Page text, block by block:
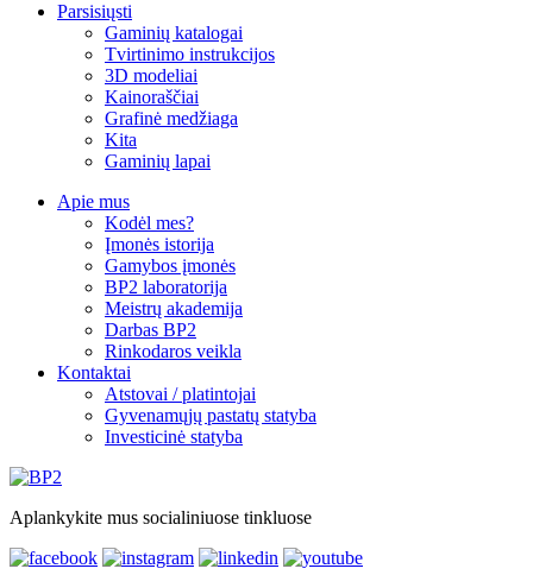
Parsisiųsti
Gaminių katalogai
Tvirtinimo instrukcijos
3D modeliai
Kainoraščiai
Grafinė medžiaga
Kita
Gaminių lapai
Apie mus
Kodėl mes?
Įmonės istorija
Gamybos įmonės
BP2 laboratorija
Meistrų akademija
Darbas BP2
Rinkodaros veikla
Kontaktai
Atstovai / platintojai
Gyvenamųjų pastatų statyba
Investicinė statyba
Aplankykite mus socialiniuose tinkluose